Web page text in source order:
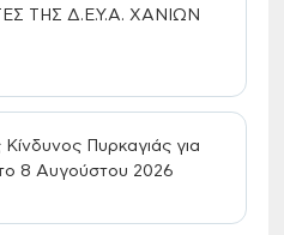
ΤΗΣ Δ.Ε.Υ.Α. ΧΑΝΙΩΝ
Πυρκαγιάς για
8 Αυγούστου 2026